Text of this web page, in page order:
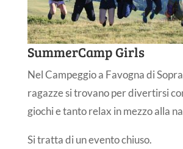
SummerCamp Girls
Nel Campeggio a Favogna di
ragazze si trovano per divertirsi
giochi e tanto relax in mezzo alla
Si tratta di un evento chiuso.